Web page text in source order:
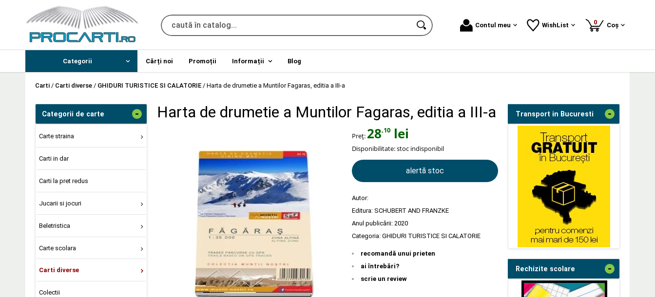
Contul meu WishList 0produse
Coș
Categorii Cărți noi Promoții Informații Blog
Carti / Carti diverse / GHIDURI TURISTICE SI CALATORIE / Harta de drumetie a Muntilor Fagaras, editia a III-a
Categorii de carte -
Carte straina
Carti in dar
Carti la pret redus
Jucarii si jocuri
Beletristica
Carte scolara
Carti diverse
Colectii
Harta de drumetie a Muntilor Fagaras, editia a III-a
Preț: 28,10 lei
Disponibilitate:stoc indisponibil
alertă stoc
Autor:
Editura: SCHUBERT AND FRANZKE
Anul publicării: 2020
Categoria: GHIDURI TURISTICE SI CALATORIE
recomandă unui prieten
ai întrebări?
scrie un review
Transport in Bucuresti -
Rechizite scolare -